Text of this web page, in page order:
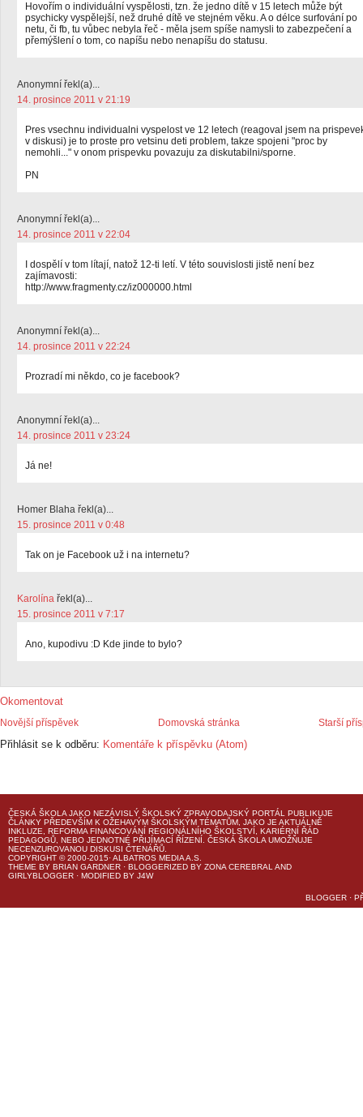
Hovořím o individuální vyspělosti, tzn. že jedno dítě v 15 letech může být
psychicky vyspělejší, než druhé dítě ve stejném věku. A o délce surfování po
netu, či fb, tu vůbec nebyla řeč - měla jsem spíše namysli to zabezpečení a
přemýšlení o tom, co napíšu nebo nenapíšu do statusu.
Anonymní řekl(a)...
14. prosince 2011 v 21:19
Pres vsechnu individualni vyspelost ve 12 letech (reagoval jsem na
v diskusi) je to proste pro vetsinu deti problem, takze spojeni "proc by
nemohli..." v onom prispevku povazuju za diskutabilni/sporne.
PN
Anonymní řekl(a)...
14. prosince 2011 v 22:04
I dospělí v tom lítají, natož 12-ti letí. V této souvislosti jistě není bez
zajímavosti:
http://www.fragmenty.cz/iz000000.html
Anonymní řekl(a)...
14. prosince 2011 v 22:24
Prozradí mi někdo, co je facebook?
Anonymní řekl(a)...
14. prosince 2011 v 23:24
Já ne!
Homer Blaha řekl(a)...
15. prosince 2011 v 0:48
Tak on je Facebook už i na internetu?
Karolína řekl(a)...
15. prosince 2011 v 7:17
Ano, kupodivu :D Kde jinde to bylo?
Okomentovat
Novější příspěvek Starší
Domovská stránka
Přihlásit se k odběru: Komentáře k příspěvku (Atom)
ČESKÁ ŠKOLA JAKO NEZÁVISLÝ ŠKOLSKÝ ZPRAVODAJSKÝ PORTÁL PUBLIKUJE
ČLÁNKY PŘEDEVŠÍM K OŽEHAVÝM ŠKOLSKÝM TÉMATŮM, JAKO JE AKTUÁLNĚ
INKLUZE, REFORMA FINANCOVÁNÍ REGIONÁLNÍHO ŠKOLSTVÍ, KARIÉRNÍ ŘÁD
PEDAGOGŮ, NEBO JEDNOTNÉ PŘIJÍMACÍ ŘÍZENÍ. ČESKÁ ŠKOLA UMOŽŇUJE
NECENZUROVANOU DISKUSI ČTENÁŘŮ.
COPYRIGHT © 2000-2015· ALBATROS MEDIA A.S.
THEME BY BRIAN GARDNER · BLOGGERIZED BY ZONA CEREBRAL AND
GIRLYBLOGGER · MODIFIED BY J4W
BLOGGER ·